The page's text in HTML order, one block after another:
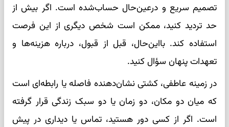
تصمیم سریع و درعین‌حال حساب‌شده است. اگر بیش از
حد تردید کنید، ممکن است شخص دیگری از این فرصت
استفاده کند. بااین‌حال، قبل از قبول، درباره هزینه‌ها و
تعهدات پنهان سؤال کنید.
در زمینه عاطفی، کشتی نشان‌دهنده فاصله یا رابطه‌ای است
که میان دو مکان، دو زمان یا دو سبک زندگی قرار گرفته
است. اگر از کسی دور هستید، تماس یا دیداری در پیش